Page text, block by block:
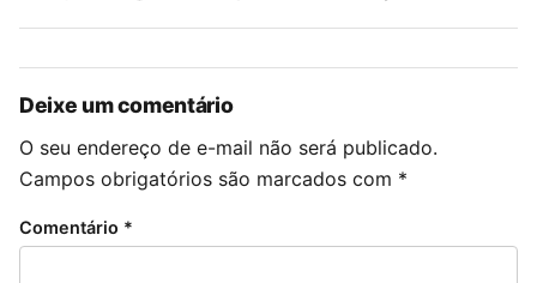
Deixe um comentário
O seu endereço de e-mail não será publicado.
Campos obrigatórios são marcados com *
Comentário *